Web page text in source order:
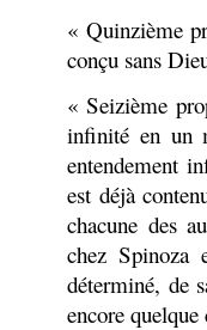
« Quinzième
conçu sans
« Seizième
infinité en un
entendement
est déjà
chacune des
chez Spinoza
déterminé, de
encore